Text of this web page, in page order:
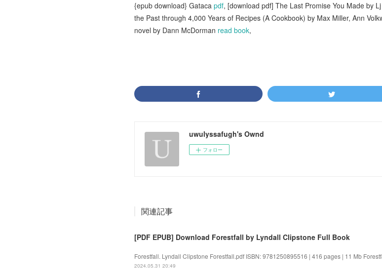
{epub download} Gataca pdf, [download pdf] The Last Promise You Made by
the Past through 4,000 Years of Recipes (A Cookbook) by Max Miller, Ann
novel by Dann McDorman read book,
uwulyssafugh's Ownd
フォロー
関連記事
[PDF EPUB] Download Forestfall by Lyndall Clipstone Full Book
Forestfall. Lyndall Clipstone Forestfall.pdf ISBN: 9781250895516 | 416 pages | 11 Mb
2024.05.31 20:49